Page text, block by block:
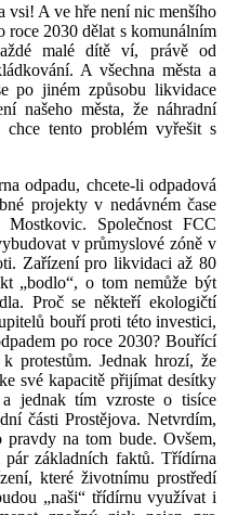
vsi! A ve hře není nic menšího
roce 2030 dělat s komunálním
malé dítě ví, právě od
A všechna města a
po jiném způsobu likvidace
našeho města, že náhradní
tento problém vyřešit s
odpadu, chcete-li odpadová
projekty v nedávném čase
Společnost FCC
v průmyslové zóně v
Zařízení pro likvidaci až 80
„bodlo“, o tom nemůže být
Proč se někteří ekologičtí
bouří proti této investici,
po roce 2030? Bouřící
protestům. Jednak hrozí, že
své kapacitě přijímat desítky
jednak tím vzroste o tisíce
části Prostějova. Netvrdím,
na tom bude. Ovšem,
základních faktů. Třídírna
které životnímu prostředí
„naši“ třídírnu využívat i